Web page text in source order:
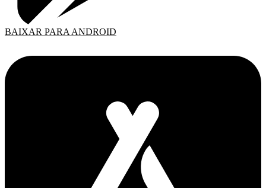
BAIXAR PARA ANDROID